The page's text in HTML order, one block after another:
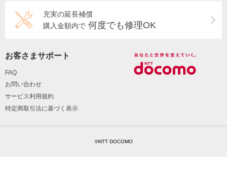
充実の延長補償
購入金額内で 何度でも修理OK
お客さまサポート
FAQ
お問い合わせ
サービス利用規約
特定商取引法に基づく表示
©NTT DOCOMO